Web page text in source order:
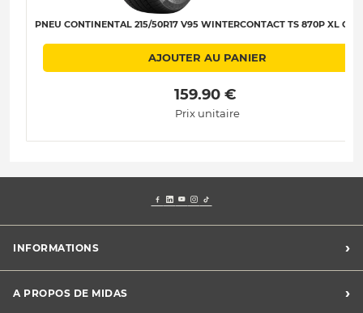
PNEU CONTINENTAL 215/50R17 V95 WINTERCONTACT TS 870P XL C-B-
AJOUTER AU PANIER
159.90 €
Prix unitaire
INFORMATIONS ›
Charte des cookies
A PROPOS DE MIDAS ›